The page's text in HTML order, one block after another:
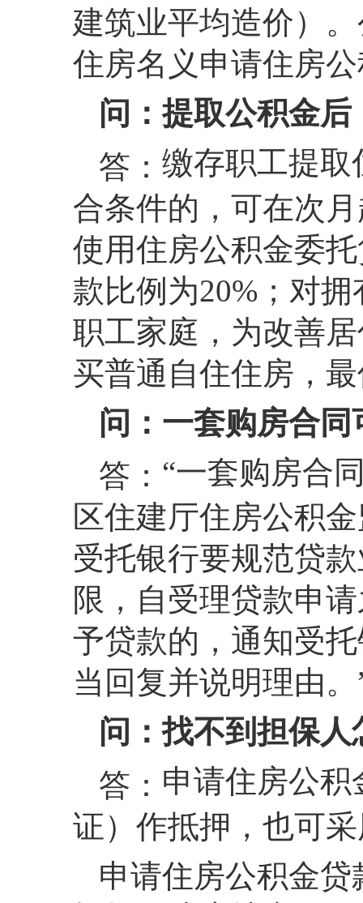
建筑业平均造价）
住房名义申请住房
问：提取公积金
答： 缴存职工提取
合条件的，可在次
使用住房公积金委
款比例为20%；对
职工家庭，为改善
买普通自住住房，
问：一套购房合
答： “一套购房合
区住建厅住房公积
受托银行要规范贷
限，自受理贷款申
予贷款的，通知受
当回复并说明理由。
问：找不到担保人
答： 申请住房公
证）作抵押，也可
申请住房公积金